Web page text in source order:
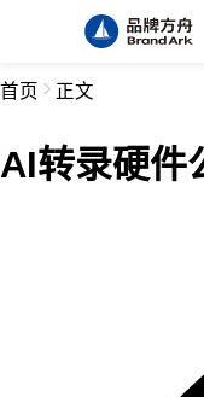
首页 正文
AI转录硬件